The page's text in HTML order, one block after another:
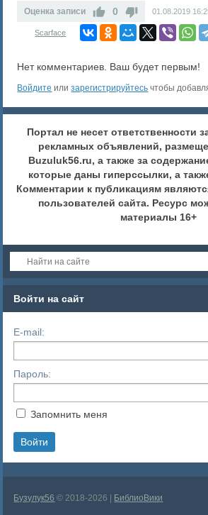
Оценка записи 0 01.08.2019
Scarface
Нет комментариев. Ваш будет первым!
Войдите илизарегистрируйтесь чтобы
Портал не несет ответственности
рекламных объявлений,
Buzuluk56.ru, а также за
которые даны гиперссылки, а
Комментарии к публикациям
пользователей сайта. Ресурс
материалы 16+
Войти на сайт
E-mail:
Пароль:
Запомнить меня
Бузулук56 © 2018-2026 | БиблиоВики